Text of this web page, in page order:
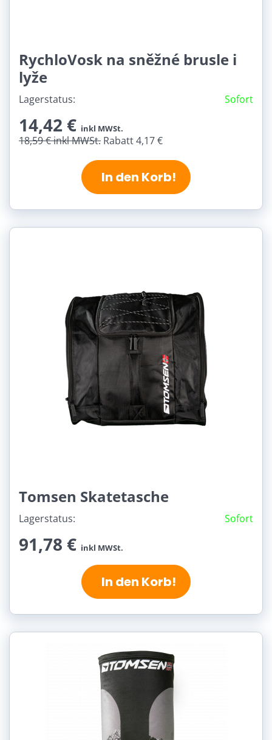
RychloVosk na sněžné brusle i
lyže
Lagerstatus: Sofort
14,42 € inkl MWSt.
18,59 €inkl MWSt. Rabatt 4,17 €
In den Korb!
Tomsen Skatetasche
Lagerstatus: Sofort
91,78 € inkl MWSt.
In den Korb!